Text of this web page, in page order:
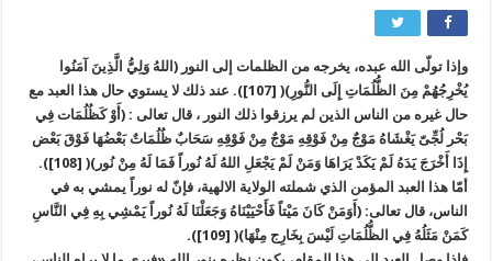
وإذا تولّى الله عبده، يخرجه من الظلمات إلى النور (اللهُ وَلِيُّ الَّذِينَ آمَنُوا
يُخْرِجُهُمْ مِنَ الظُّلُمَاتِ إِلَى النُّورِ)( [107]). عند ذلك لا يستوي حال هذا العبد مع
حال غيره من الناس الذين لم يرزقوا ذلك النور ، قال تعالى : (أَوْ كَظُلُمَات فِي
بَحْر لُجِّىّ يَغْشَاهُ مَوْجٌ مِنْ فَوْقِهِ مَوْجٌ مِنْ فَوْقِهِ سَحَابٌ ظُلُمَاتٌ بَعْضُهَا فَوْقَ بَعْض
إِذَا أَخْرَجَ يَدَهُ لَمْ يَكَدْ يَرَاهَا وَمَنْ لَمْ يَجْعَلِ اللهُ لَهُ نُوراً فَمَا لَهُ مِنْ نُور)( [108]).
أمّا هذا العبد المؤمن الذي شملته الولاية الالهية، فإنّ له نوراً يمشي به في
الناس، قال تعالى: (أَوَمَنْ كَانَ مَيْتاً فَأَحْيَيْنَاهُ وَجَعَلْنَا لَهُ نُوراً يَمْشِي بِهِ فِي النَّاسِ
كَمَنْ مَثَلُهُ فِي الظُّلُمَاتِ لَيْسَ بِخَارِج مِنْهَا)( [109]).